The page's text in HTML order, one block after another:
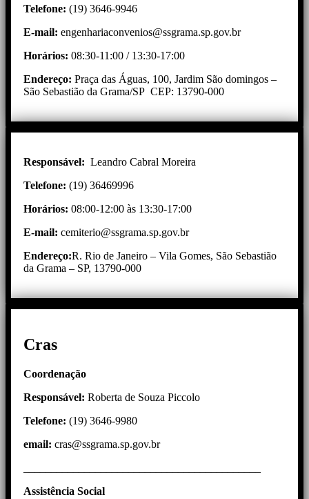
Telefone: (19) 3646-9946
E-mail: engenhariaconvenios@ssgrama.sp.gov.br
Horários: 08:30-11:00 / 13:30-17:00
Endereço: Praça das Águas, 100, Jardim São domingos –
São Sebastião da Grama/SP CEP: 13790-000
Responsável: Leandro Cabral Moreira
Telefone: (19) 36469996
Horários: 08:00-12:00 às 13:30-17:00
E-mail: cemiterio@ssgrama.sp.gov.br
Endereço:R. Rio de Janeiro – Vila Gomes, São Sebastião
da Grama – SP, 13790-000
Cras
Coordenação
Responsável: Roberta de Souza Piccolo
Telefone: (19) 3646-9980
email: cras@ssgrama.sp.gov.br
Assistência Social